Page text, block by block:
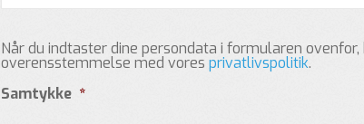
Når du indtaster dine persondata i formularen
overensstemmelse med vores privatlivspolitik.
Samtykke *